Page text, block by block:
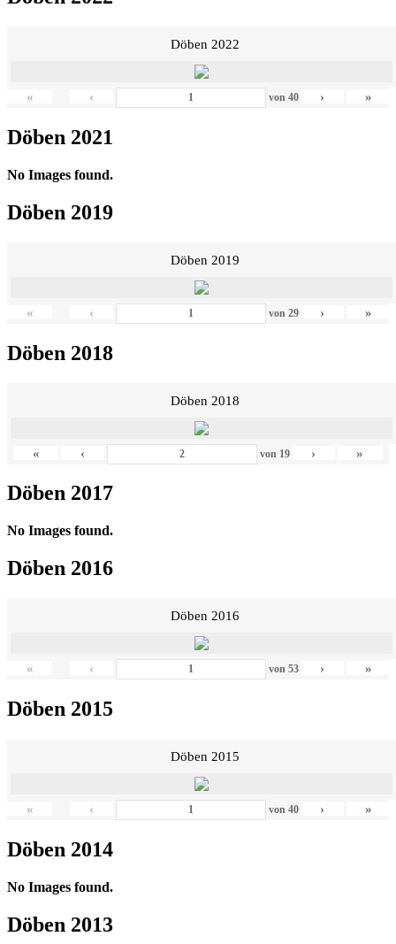
Döben 2022
« ‹ von 40 › »
Döben 2021
No Images found.
Döben 2019
Döben 2019
« ‹ von 29 › »
Döben 2018
Döben 2018
« ‹ von 19 › »
Döben 2017
No Images found.
Döben 2016
Döben 2016
« ‹ von 53 › »
Döben 2015
Döben 2015
« ‹ von 40 › »
Döben 2014
No Images found.
Döben 2013